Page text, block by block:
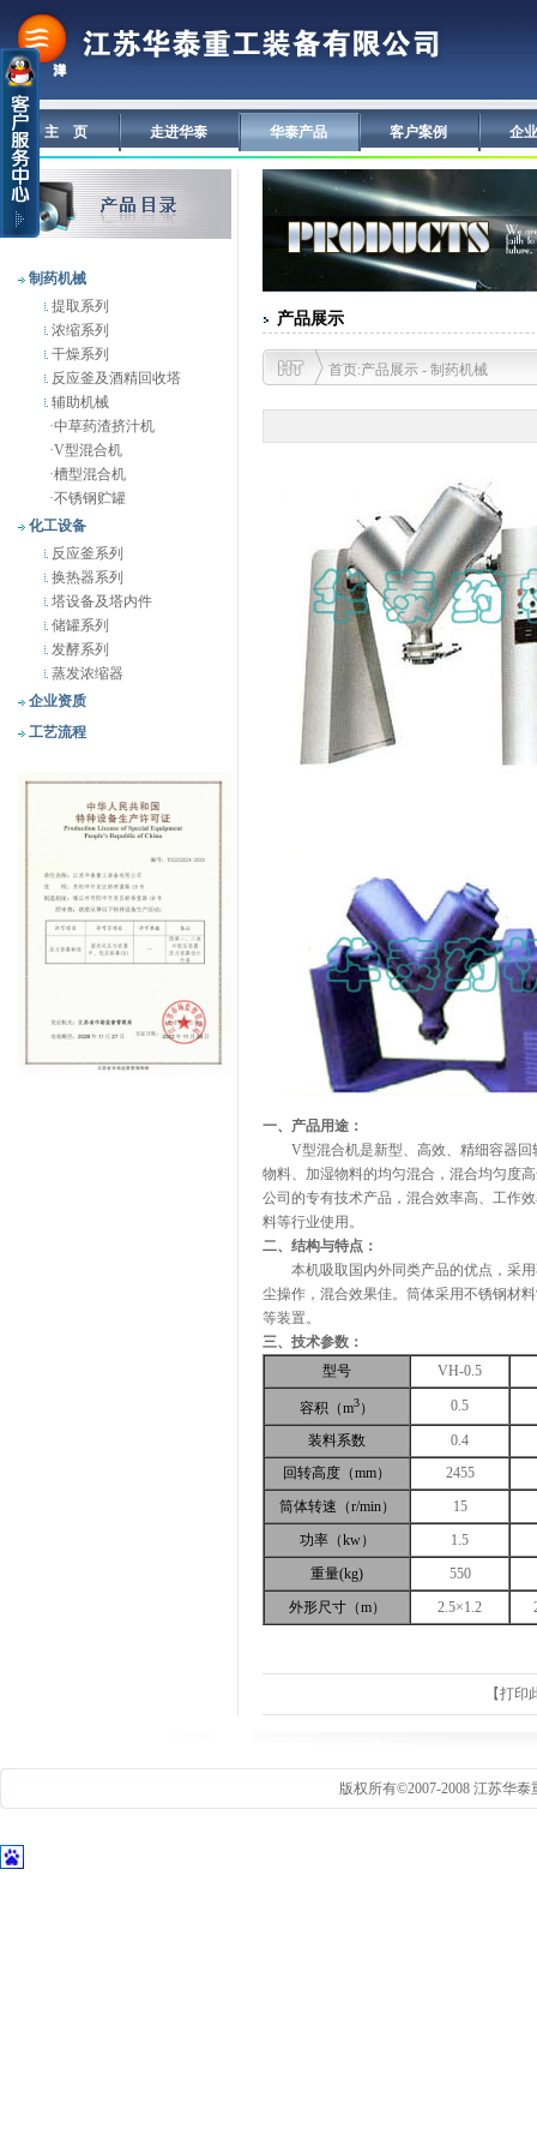
主 页 走进华泰 华泰产品 客户案例 企
制药机械
提取系列
浓缩系列
干燥系列
反应釜及酒精回收塔
辅助机械
·中草药渣挤汁机
·V型混合机
·槽型混合机
·不锈钢贮罐
化工设备
反应釜系列
换热器系列
塔设备及塔内件
储罐系列
发酵系列
蒸发浓缩器
企业资质
工艺流程
产品展示
首页:产品展示 - 制药机械
一、产品用途：
V型混合机是新型、高效、精细容器回
物料、加湿物料的均匀混合，混合均匀度
公司的专有技术产品，混合效率高、工作
料等行业使用。
二、结构与特点：
本机吸取国内外同类产品的优点，采用
尘操作，混合效果佳。筒体采用不锈钢材
等装置。
三、技术参数：
型号
VH-0.5
容积（m3） 0.5
装料系数
0.4
回转高度（mm）
2455
筒体转速（r/min）
15
功率（kw）
1.5
重量(kg)
550
外形尺寸（m）
2.5×1.2
【打印
版权所有©2007-2008 江苏华